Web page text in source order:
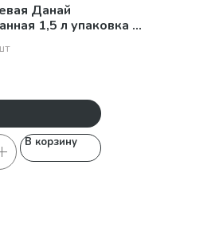
Данай
1,5 л упаковка 6
В корзину